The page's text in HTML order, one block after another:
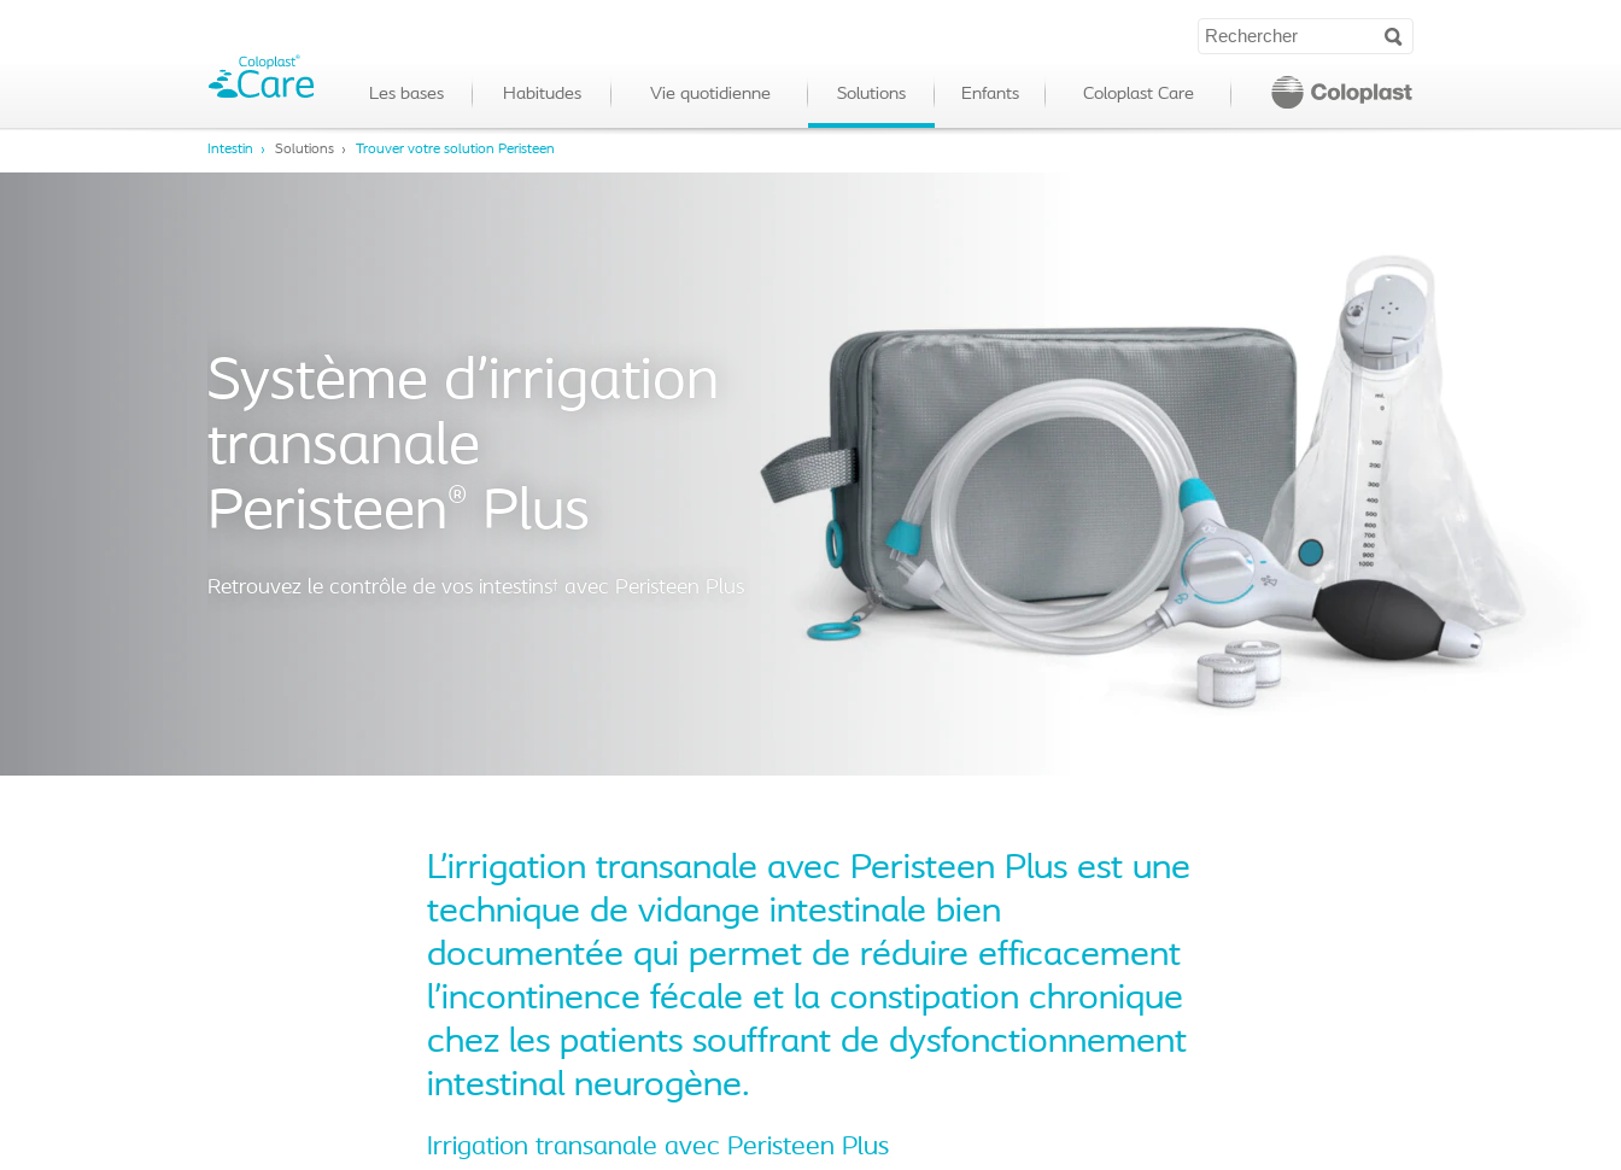
Les bases Habitudes Vie quotidienne Solutions Enfants Coloplast Care
Intestin Solutions Trouver votre solution Peristeen
Système d’irrigation
transanale
Peristeen® Plus
Retrouvez le contrôle de vos intestins† avec Peristeen Plus
L’irrigation transanale avec Peristeen Plus est une
technique de vidange intestinale bien
documentée qui permet de réduire efficacement
l’incontinence fécale et la constipation chronique
chez les patients souffrant de dysfonctionnement
intestinal neurogène.
Irrigation transanale avec Peristeen Plus